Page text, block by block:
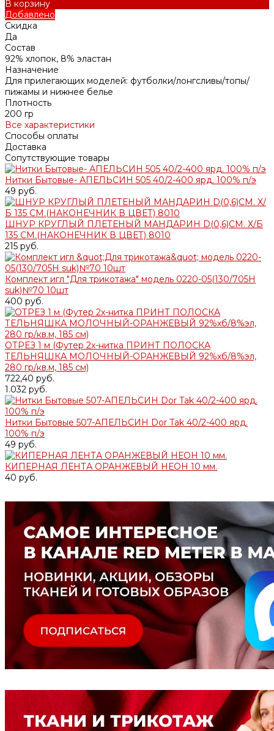
В корзину
Добавлено
Скидка
Да
Состав
92% хлопок, 8% эластан
Назначение
Для прилегающих моделей: футболки/лонгсливы/топы/
пижамы и нижнее белье
Плотность
200 гр
Все характеристики
Способы оплаты
Доставка
Сопутствующие товары
Нитки Бытовые- АПЕЛЬСИН 505 40/2-400 ярд. 100% п/э
49 руб.
ШНУР КРУГЛЫЙ ПЛЕТЕНЫЙ МАНДАРИН D(0,6)СМ. Х/Б
135 СМ.(НАКОНЕЧНИК В ЦВЕТ) 8010
215 руб.
Комплект игл "Для трикотажа" модель 0220-05(130/705H
suk)№70 10шт
400 руб.
ОТРЕЗ 1 м (Футер 2х-нитка ПРИНТ ПОЛОСКА
ТЕЛЬНЯШКА МОЛОЧНЫЙ-ОРАНЖЕВЫЙ 92%хб/8%эл,
280 гр/кв.м, 185 см)
722,40 руб.
1.032 руб.
Нитки Бытовые 507-АПЕЛЬСИН Dor Tak 40/2-400 ярд.
100% п/э
49 руб.
КИПЕРНАЯ ЛЕНТА ОРАНЖЕВЫЙ НЕОН 10 мм.
40 руб.